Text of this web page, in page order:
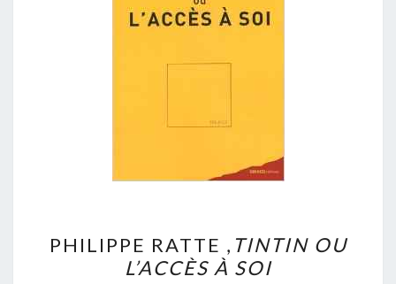
RATTE
,TINTIN
PHILIPPE RATTE , TINTIN OU
L’ACCÈS À SOI